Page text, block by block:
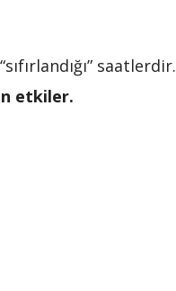
saatlerdir.
etkiler.